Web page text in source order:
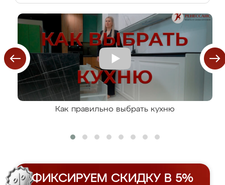
Как правильно выбрать кухню
ФИКСИРУЕМ СКИДКУ В 5%